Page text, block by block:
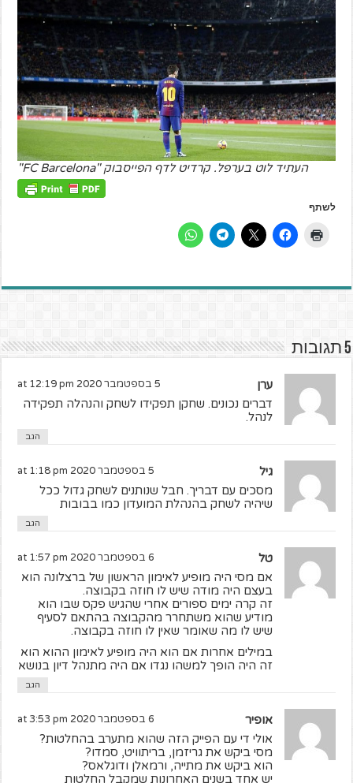
העתיד לוט בערפל. קרדיט לדף הפייסבוק "FC Barcelona"
לשתף
5 תגובות
ערן 5 בספטמבר 2020 at 12:19 pm
דברים נכונים. שחקן תפקידו לשחק והנהלה תפקידה
לנהל.
הגב
גיל 5 בספטמבר 2020 at 1:18 pm
מסכים עם דבריך. חבל שנותנים לשחק גדול ככל
שיהיה לשחק בהנהלת המועדון כמו בבובות
הגב
טל 6 בספטמבר 2020 at 1:57 pm
אם מסי היה מופיע לאימון הראשון של ברצלונה הוא
בעצם היה מודה שיש לו חוזה בקבוצה.
זה קרה ימים ספורים אחרי שהגיש פקס שבו הוא
מודיע שהוא משתחרר מהקבוצה בהתאם לסעיף
שיש לו מה שאומר שאין לו חוזה בקבוצה.
במילים אחרות אם הוא היה מופיע לאימון ההוא הוא
זה היה הופך למשהו נגדו אם היה מתנהל דיון בנושא
הגב
אופיר 6 בספטמבר 2020 at 3:53 pm
אולי די עם הפייק הזה שהוא מתערב בהחלטות?
מסי ביקש את גריזמן, בריתוויט, סמדו?
הוא ביקש את מתייה, ורמאלן ודוגלאס?
יש אחד בשנים האחרונות שמקבל החלטות